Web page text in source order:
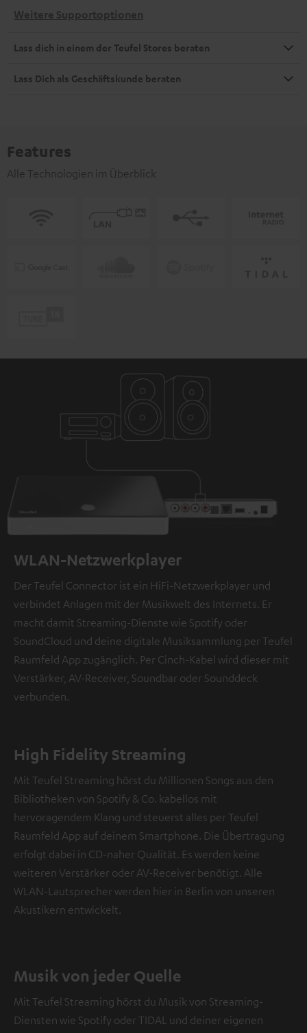
Weitere Supportoptionen
Lass dich in einem der Teufel Stores beraten
Lass Dich als Geschäftskunde beraten
Features
Alle Technologien im Überblick
WLAN-Netzwerkplayer
Der Teufel Connector ist ein HiFi-Netzwerkplayer und
verbindet Anlagen mit der Musikwelt des Internets. Er
macht damit Streaming-Dienste wie Spotify oder
SoundCloud und deine digitale Musiksammlung per Teufel
Raumfeld App zugänglich. Per Cinch-Kabel wird dieser mit
Verstärker, AV-Receiver, Soundbar oder Sounddeck
verbunden.
High Fidelity Streaming
Mit Teufel Streaming hörst du Millionen Songs aus den
Bibliotheken von Spotify & Co. kabellos mit
hervoragendem Klang und steuerst alles per Teufel
Raumfeld App auf deinem Smartphone. Die Übertragung
erfolgt dabei in CD-naher Qualität. Es werden keine
weiteren Verstärker oder AV-Receiver benötigt. Alle
WLAN-Lautsprecher werden hier in Berlin von unseren
Akustikern entwickelt.
Musik von jeder Quelle
Mit Teufel Streaming hörst du Musik von Streaming-
Diensten wie Spotify oder TIDAL und deiner eigenen